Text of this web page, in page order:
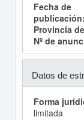
Fecha de
publicación:
Provincia
Nº de
Datos de
Forma
limitada